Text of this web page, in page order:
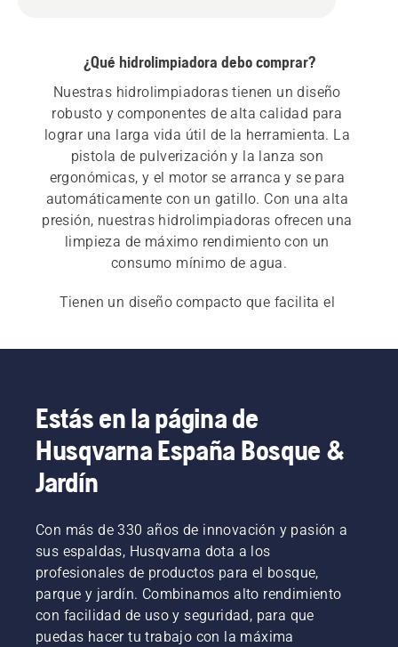
¿Qué hidrolimpiadora debo comprar?
Nuestras hidrolimpiadoras tienen un diseño
robusto y componentes de alta calidad para
lograr una larga vida útil de la herramienta. La
pistola de pulverización y la lanza son
ergonómicas, y el motor se arranca y se para
automáticamente con un gatillo. Con una alta
presión, nuestras hidrolimpiadoras ofrecen una
limpieza de máximo rendimiento con un
consumo mínimo de agua.
Tienen un diseño compacto que facilita el
hidrolimpiadoras más grandes incorporan
reforzada con acero.
Estás en la página de
Husqvarna España Bosque &
Jardín
Con más de 330 años de innovación y pasión a
sus espaldas, Husqvarna dota a los
profesionales de productos para el bosque,
parque y jardín. Combinamos alto rendimiento
con facilidad de uso y seguridad, para que
puedas hacer tu trabajo con la máxima